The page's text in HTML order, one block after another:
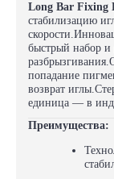
Long Bar Fixing
стабилизацию
быстрый набор и
попадание
возврат
единица — в
Преимущества: